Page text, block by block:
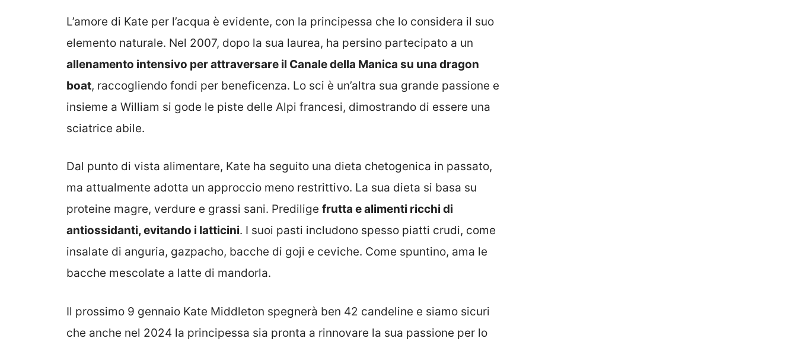
L’amore di Kate per l’acqua è evidente, con la principessa che lo considera il suo
elemento naturale. Nel 2007, dopo la sua laurea, ha persino partecipato a un
allenamento intensivo per attraversare il Canale della Manica su una dragon
boat, raccogliendo fondi per beneficenza. Lo sci è un’altra sua grande passione e
insieme a William si gode le piste delle Alpi francesi, dimostrando di essere una
sciatrice abile.
Dal punto di vista alimentare, Kate ha seguito una dieta chetogenica in passato,
ma attualmente adotta un approccio meno restrittivo. La sua dieta si basa su
proteine magre, verdure e grassi sani. Predilige frutta e alimenti ricchi di
antiossidanti, evitando i latticini. I suoi pasti includono spesso piatti crudi, come
insalate di anguria, gazpacho, bacche di goji e ceviche. Come spuntino, ama le
bacche mescolate a latte di mandorla.
Il prossimo 9 gennaio Kate Middleton spegnerà ben 42 candeline e siamo sicuri
che anche nel 2024 la principessa sia pronta a rinnovare la sua passione per lo